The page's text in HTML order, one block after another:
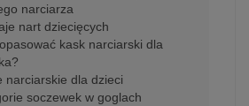
narciarza
nart dziecięcych
kask narciarski dla
narciarskie dla dzieci
soczewek w goglach